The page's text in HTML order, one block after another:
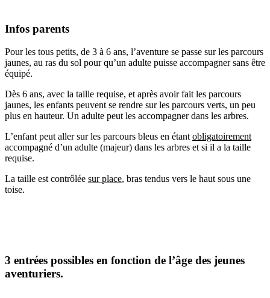
Infos parents
Pour les tous petits, de 3 à 6 ans, l’aventure se passe sur les parcours
jaunes, au ras du sol pour qu’un adulte puisse accompagner sans être
équipé.
Dès 6 ans, avec la taille requise, et après avoir fait les parcours
jaunes, les enfants peuvent se rendre sur les parcours verts, un peu
plus en hauteur. Un adulte peut les accompagner dans les arbres.
L’enfant peut aller sur les parcours bleus en étant obligatoirement
accompagné d’un adulte (majeur) dans les arbres et si il a la taille
requise.
La taille est contrôlée sur place, bras tendus vers le haut sous une
toise.
3 entrées possibles en fonction de l’âge des jeunes
aventuriers.